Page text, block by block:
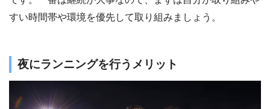
すい時間帯や環境を優先して取り組みましょう。
夜にランニングを行うメリット